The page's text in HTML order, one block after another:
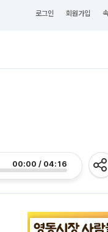
로그인 회원가입
00:00 / 04:16